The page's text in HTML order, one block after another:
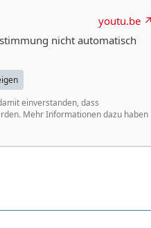
youtu.be
nicht automatisch
einverstanden, dass
Mehr Informationen dazu haben